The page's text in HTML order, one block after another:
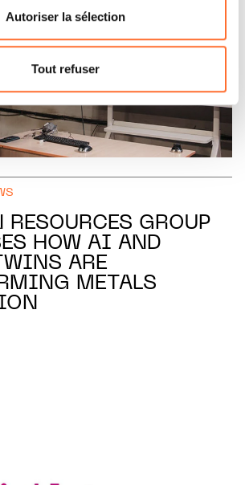
de chaque page.
informations sur la manière dont
et sommes amenés à traiter
cookieset notrePolitique de
personnelles.
Autoriser la sélection
Tout refuser
RESOURCES GROUP
HOW AI AND
ARE
METALS